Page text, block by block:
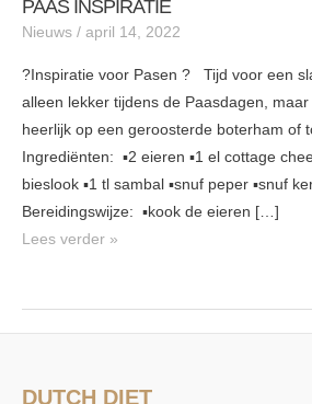
PAAS INSPIRATIE
Nieuws / april 14, 2022
?Inspiratie voor Pasen ? Tijd voor een
alleen lekker tijdens de Paasdagen,
heerlijk op een geroosterde boterham of
Ingrediënten: ▪️2 eieren ▪️1 el cottage
bieslook ▪️1 tl sambal ▪️snuf peper ▪️snuf
Bereidingswijze: ▪️kook de eieren […]
PAAS
INSPIRATIE
Lees verder »
DUTCH DIET